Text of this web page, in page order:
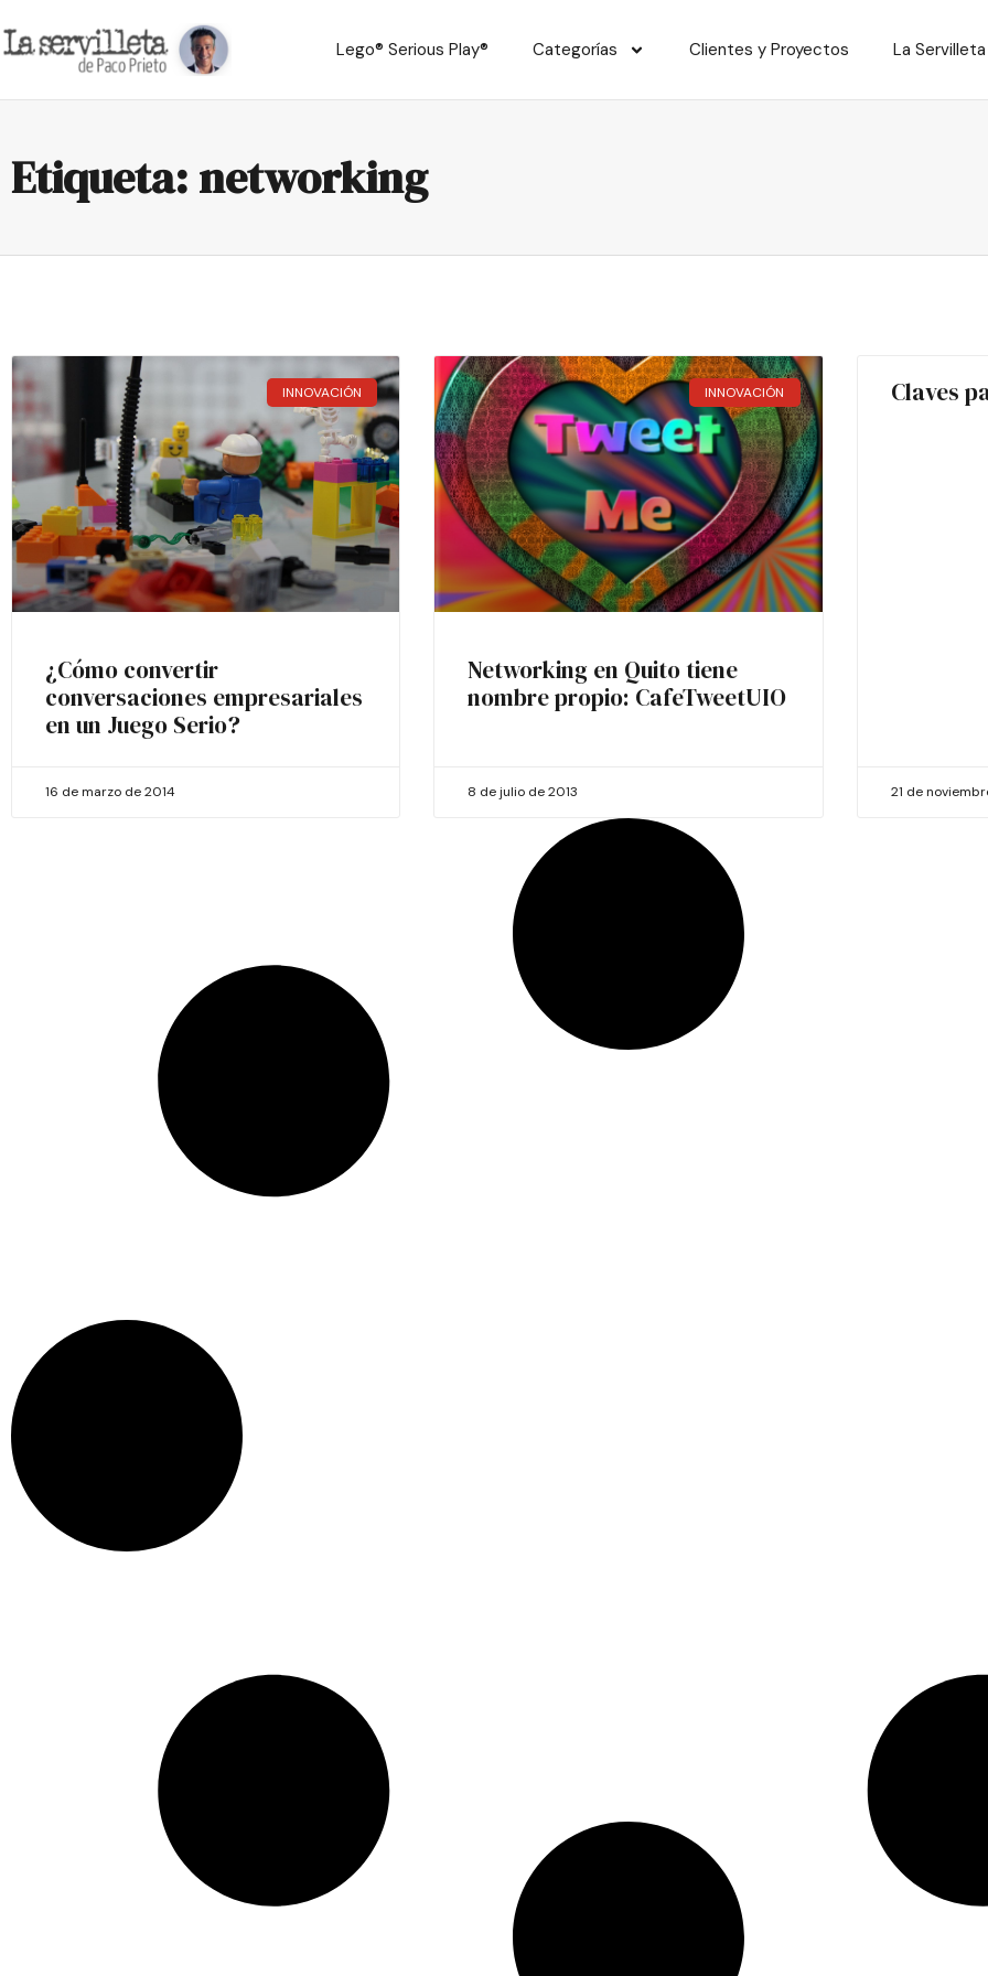
Lego® Serious Play® Categorías Clientes y Proyectos La Servilleta
Etiqueta: networking
INNOVACIÓN
¿Cómo convertir
conversaciones empresariales
en un Juego Serio?
16 de marzo de 2014
INNOVACIÓN
Networking en Quito tiene
nombre propio: CafeTweetUIO
8 de julio de 2013
Claves
21 de